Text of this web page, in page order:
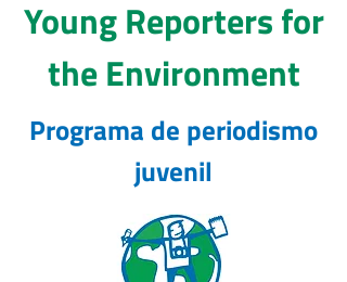
Young Reporters for
the Environment
Programa de periodismo
juvenil